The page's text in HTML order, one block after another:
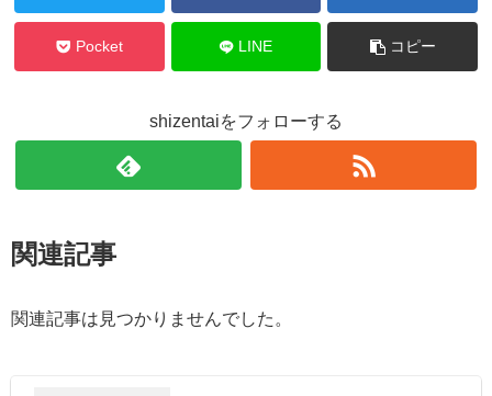
Pocket LINE コピー
shizentaiをフォローする
関連記事
関連記事は見つかりませんでした。